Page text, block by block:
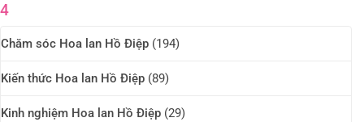
4
Chăm sóc Hoa lan Hồ Điệp (194)
Kiến thức Hoa lan Hồ Điệp (89)
Kinh nghiệm Hoa lan Hồ Điệp (29)